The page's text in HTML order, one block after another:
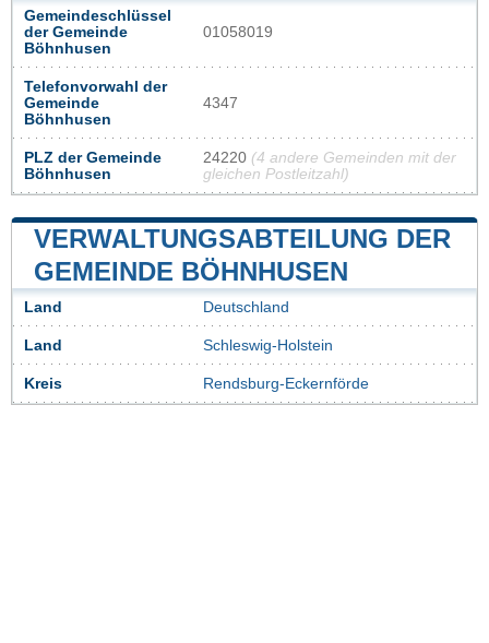
Gemeindeschlüssel
der Gemeinde
Böhnhusen
01058019
Telefonvorwahl der
Gemeinde
Böhnhusen
4347
PLZ der Gemeinde
Böhnhusen
24220 (4 andere Gemeinden mit der
gleichen Postleitzahl)
VERWALTUNGSABTEILUNG DER
GEMEINDE BÖHNHUSEN
Land Deutschland
Land Schleswig-Holstein
Kreis Rendsburg-Eckernförde